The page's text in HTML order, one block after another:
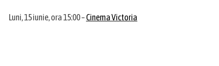
Luni, 15 iunie, ora 15:00 –Cinema Victoria